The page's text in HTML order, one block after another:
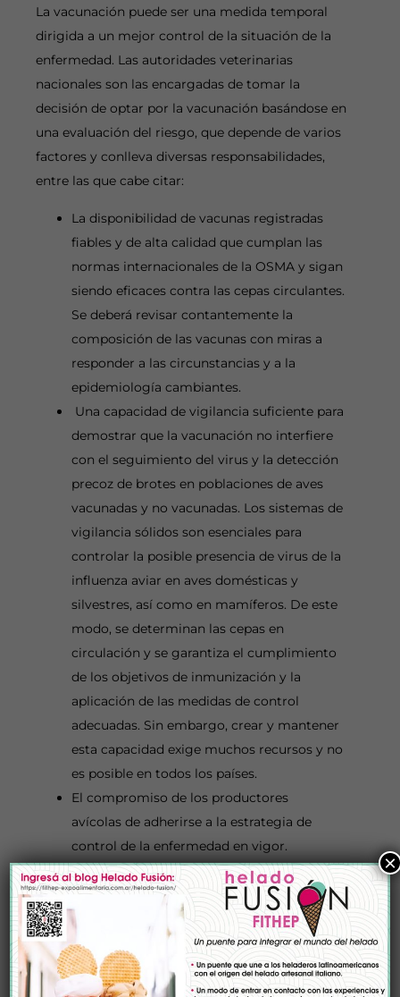
La vacunación puede ser una medida temporal
dirigida a un mejor control de la situación de la
enfermedad. Las autoridades veterinarias
nacionales son las encargadas de tomar la
decisión de optar por la vacunación basándose en
una evaluación del riesgo, que depende de varios
factores y conlleva diversas responsabilidades,
entre las que cabe citar:
La disponibilidad de vacunas registradas
fiables y de alta calidad que cumplan las
normas internacionales de la OSMA y sigan
siendo eficaces contra las cepas circulantes.
Se deberá revisar contantemente la
composición de las vacunas con miras a
responder a las circunstancias y a la
epidemiología cambiantes.
Una capacidad de vigilancia suficiente para
demostrar que la vacunación no interfiere
con el seguimiento del virus y la detección
precoz de brotes en poblaciones de aves
vacunadas y no vacunadas. Los sistemas de
vigilancia sólidos son esenciales para
controlar la posible presencia de virus de la
influenza aviar en aves domésticas y
silvestres, así como en mamíferos. De este
modo, se determinan las cepas en
circulación y se garantiza el cumplimiento
de los objetivos de inmunización y la
aplicación de las medidas de control
adecuadas. Sin embargo, crear y mantener
esta capacidad exige muchos recursos y no
es posible en todos los países.
El compromiso de los productores
avícolas de adherirse a la estrategia de
control de la enfermedad en vigor.
La colecta de datos provenientes de
productores y veterinarios sobre la duración
de la protección proporcionada por la
vacunación y el tiempo de eliminación del
virus tras la vacunación si se utilizan
vacunas vivas. Estos datos ayudarán a definir
×